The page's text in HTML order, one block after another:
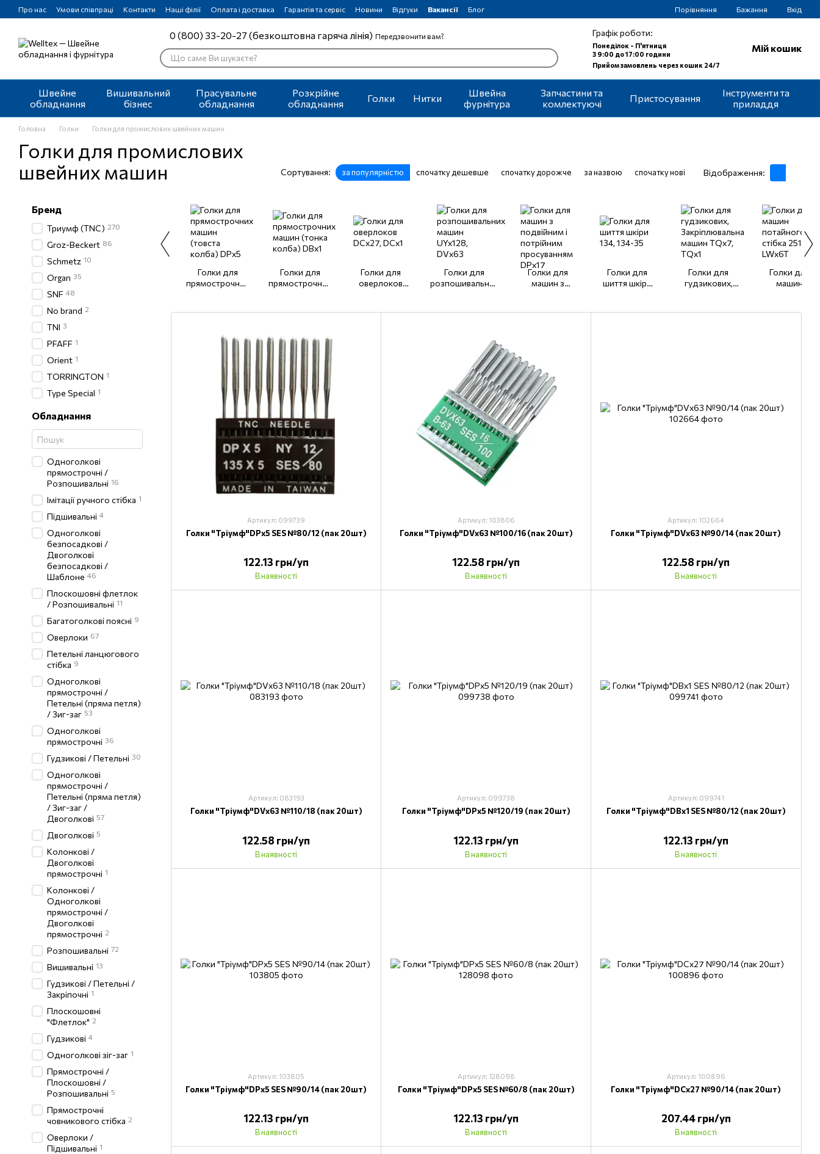
Перейти до основного контенту
Про нас Умови співпраці Контакти Наші філії Оплата і доставка Гарантія та сервіс Новини Відгуки Вакансії Блог Порівняння Бажання Вхід
0 (800) 33-20-27 (безкоштовна гаряча лінія) Передзвонити вам? Графік роботи:
Понеділок - П'ятниця
З 9:00 до 17:00 години
Прийом замовлень через кошик 24/7
Мій кошик
Швейне
обладнання
Вишивальний
бізнес
Прасувальне
обладнання
Розкрійне
обладнання
Голки Нитки
Швейна
фурнітура
Запчастини та
комлектуючі
Пристосування
Інструменти та
приладдя
Головна Голки Голки для промислових швейних машин
Голки для промислових
швейних машин
Сортування: за популярністю спочатку дешевше спочатку дорожче за назвою спочатку нові Відображення:
Голки для
прямострочних
Голки для
прямострочних
Голки для
оверлоков
Голки для
розпошивальних
Голки для
машин з
просуванням
Голки для
шиття шкіри
Голки для
гудзикових,
TQх1
Голки для
машин
LWx6T
Артикул: 099739
Голки "Тріумф"DPх5 SES №80/12 (пак 20шт)
122.13 грн/уп
В наявності
Артикул: 103806
Голки "Тріумф"DVх63 №100/16 (пак 20шт)
122.58 грн/уп
В наявності
Артикул: 102664
Голки "Тріумф"DVх63 №90/14 (пак 20шт)
122.58 грн/уп
В наявності
Артикул: 083193
Голки "Тріумф"DVх63 №110/18 (пак 20шт)
122.58 грн/уп
В наявності
Артикул: 099738
Голки "Тріумф"DPх5 №120/19 (пак 20шт)
122.13 грн/уп
В наявності
Артикул: 099741
Голки "Тріумф"DВх1 SES №80/12 (пак 20шт)
122.13 грн/уп
В наявності
Артикул: 103805
Голки "Тріумф"DPх5 SES №90/14 (пак 20шт)
122.13 грн/уп
В наявності
Артикул: 128098
Голки "Тріумф"DPх5 SES №60/8 (пак 20шт)
122.13 грн/уп
В наявності
Артикул: 100896
Голки "Тріумф"DCх27 №90/14 (пак 20шт)
207.44 грн/уп
В наявності
Бренд
Триумф (TNC) 270
Groz-Beckert 86
Schmetz 10
Organ 35
SNF 48
No brand 2
TNI 3
PFAFF 1
Orient 1
TORRINGTON 1
Type Special 1
Обладнання
Одноголкові
прямострочні /
Розпошивальні 16
Імітації ручного стібка 1
Підшивальні 4
Одноголкові
безпосадкові /
Двоголкові
безпосадкові /
Шаблоне 46
Плоскошовні флетлок
/ Розпошивальні 11
Багатоголкові поясні 9
Оверлоки 67
Петельні ланцюгового
стібка 9
Одноголкові
прямострочні /
Петельні (пряма петля)
/ Зиг-заг 53
Одноголкові
прямострочні 36
Гудзикові / Петельні 30
Одноголкові
прямострочні /
Петельні (пряма петля)
/ Зиг-заг /
Двоголкові 57
Двоголкові 5
Колонкові /
Двоголкові
прямострочні 1
Колонкові /
Одноголкові
прямострочні /
Двоголкові
прямострочні 2
Розпошивальні 72
Вишивальні 13
Гудзикові / Петельні /
Закріпочні 1
Плоскошовні
"Флетлок" 2
Гудзикові 4
Одноголкові зіг-заг 1
Прямострочні /
Плоскошовні /
Розпошивальні 5
Прямострочні
човникового стібка 2
Оверлоки /
Підшивальні 1